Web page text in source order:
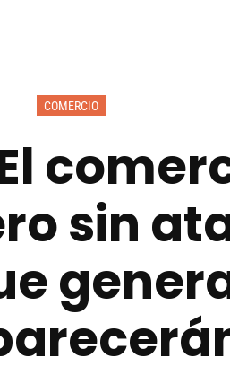
COMERCIO
sin